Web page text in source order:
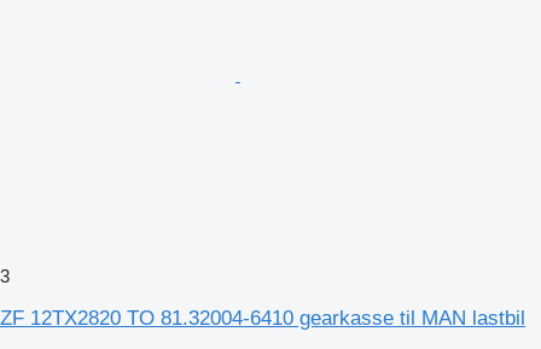
3
ZF 12TX2820 TO 81.32004-6410 gearkasse til MAN lastbil